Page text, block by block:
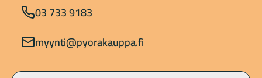
03 733 9183
myynti@pyorakauppa.fi